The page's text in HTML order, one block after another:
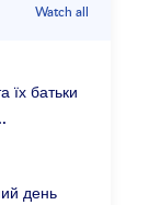
Watch all
їх батьки
день